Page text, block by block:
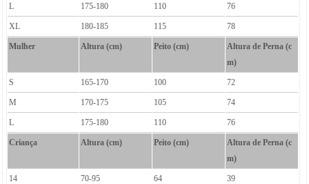
L 175-180 110 76
XL 180-185 115 78
Mulher Altura (cm) Peito (cm)
Altura de Perna (c
m)
S 165-170 100 72
M 170-175 105 74
L 175-180 110 76
Criança Altura (cm) Peito (cm)
Altura de Perna (c
m)
14 70-95 64 39